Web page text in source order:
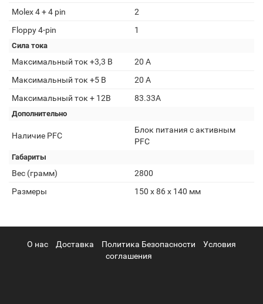
Molex 4 + 4 pin
2
Floppy 4-pin
1
Сила тока
Максимальный ток +3,3 В
20 A
Максимальный ток +5 В
20 A
Максимальный ток + 12В
83.33А
Дополнительно
Наличие PFC
Блок питания с активным
PFC
Габариты
Вес (грамм)
2800
Размеры
150 х 86 х 140 мм
О нас Доставка Политика Безопасности
Условия
соглашения